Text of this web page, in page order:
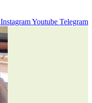
InstagramYoutube Telegram